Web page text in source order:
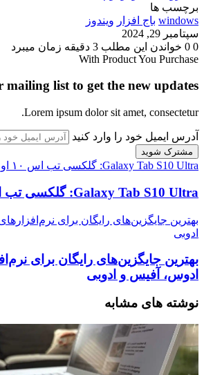
برچسب ها
windows باج افزار ویندوز
سپتامبر 29, 2024
0
خواندن این مطلب 3 دقیقه زمان میبرد
With Product You Purchase
mailing list to get the new updates!
Lorem ipsum dolor sit amet, consectetur.
آدرس ایمیل خود را وارد کنید
Galaxy Tab S10 Ultra: گلکسی تب اس ۱۰ اولترا
Galaxy Tab S10 Ultra: گلکسی تب اس ۱۰ اولترا
بهترین جایگزین‌های رایگان برای
ادوبی
بهترین جایگزین‌های رایگان برای
ادوس، آفیس و ادوبی
نوشته های مشابه